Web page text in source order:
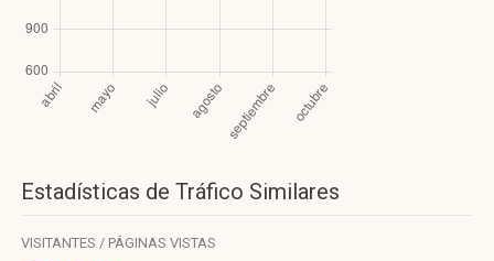
Estadísticas de Tráfico Similares
VISITANTES / PÁGINAS VISTAS